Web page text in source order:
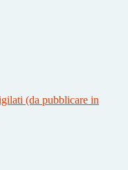
(da pubblicare in